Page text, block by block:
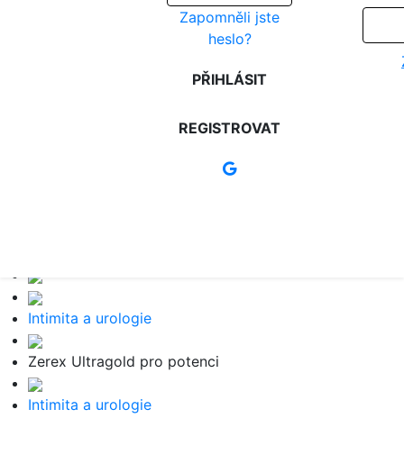
Zapomněli jste
heslo?
PŘIHLÁSIT
REGISTROVAT
Intimita a urologie
Zerex Ultragold pro potenci
Intimita a urologie